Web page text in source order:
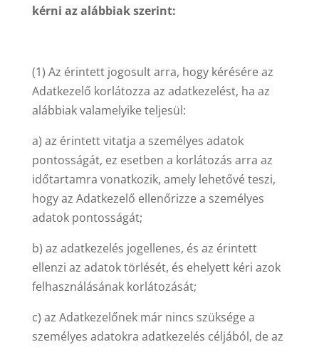
kérni az alábbiak szerint:
(1) Az érintett jogosult arra, hogy kérésére az
Adatkezelő korlátozza az adatkezelést, ha az
alábbiak valamelyike teljesül:
a) az érintett vitatja a személyes adatok
pontosságát, ez esetben a korlátozás arra az
időtartamra vonatkozik, amely lehetővé teszi,
hogy az Adatkezelő ellenőrizze a személyes
adatok pontosságát;
b) az adatkezelés jogellenes, és az érintett
ellenzi az adatok törlését, és ehelyett kéri azok
felhasználásának korlátozását;
c) az Adatkezelőnek már nincs szüksége a
személyes adatokra adatkezelés céljából, de az